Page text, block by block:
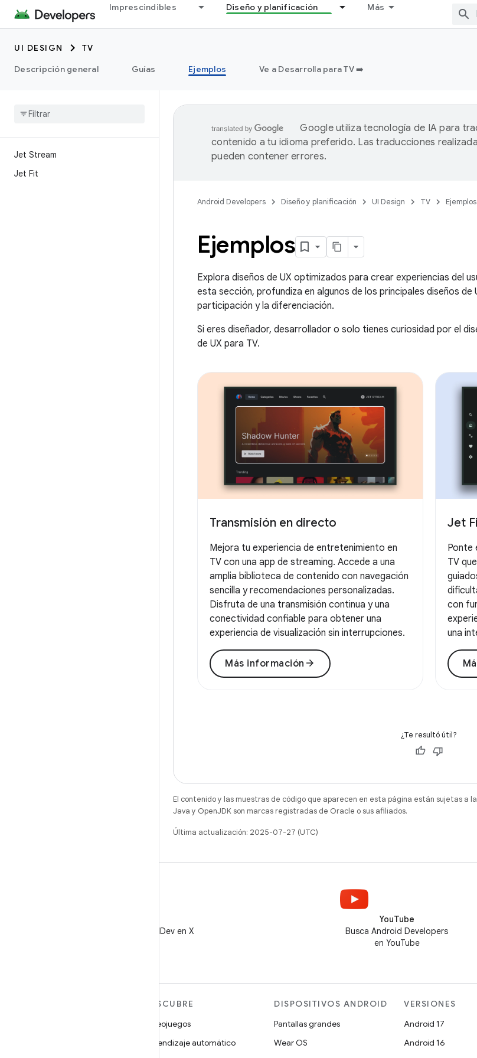
Imprescindibles Diseño y planificación Más
UI DESIGN
TV
Descripción general
Guías Ejemplos Ve a Desarrolla para TV ➡️
Jet Stream
Jet Fit
Google utiliza tecnología de IA para
contenido a tu idioma preferido. Las traducciones
pueden contener errores.
Android Developers Diseño y planificación UI Design TV Ejemplos
Ejemplos
Explora diseños de UX optimizados para crear experiencias del
esta sección, profundiza en algunos de los principales diseños
participación y la diferenciación.
Si eres diseñador, desarrollador o solo tienes curiosidad por el
de UX para TV.
Transmisión en directo
Mejora tu experiencia de entretenimiento en
TV con una app de streaming. Accede a una
amplia biblioteca de contenido con navegación
sencilla y recomendaciones personalizadas.
Disfruta de una transmisión continua y una
conectividad confiable para obtener una
experiencia de visualización sin interrupciones.
Más información arrow_forward
Jet
Ponte
TV
con
una
¿Te resultó útil?
El contenido y las muestras de código que aparecen en esta página están sujetas a
Java y OpenJDK son marcas registradas de Oracle o sus afiliados.
Última actualización: 2025-07-27 (UTC)
Sigue a @AndroidDev en X
YouTube
Busca Android Developers
en YouTube
DESCUBRE
Videojuegos
Aprendizaje automático
DISPOSITIVOS ANDROID
Pantallas grandes
Wear OS
VERSIONES
Android 17
Android 16